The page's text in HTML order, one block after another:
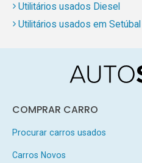
Utilitários usados Diesel
Utilitários usados em Setúbal
COMPRAR CARRO
Procurar carros usados
Carros Novos